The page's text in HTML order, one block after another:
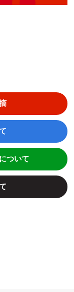
ついて